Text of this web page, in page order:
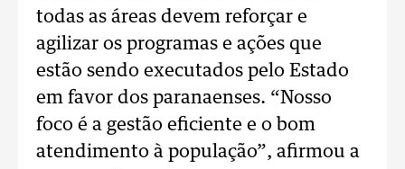
todas as áreas devem reforçar e
agilizar os programas e ações que
estão sendo executados pelo Estado
em favor dos paranaenses. “Nosso
foco é a gestão eficiente e o bom
atendimento à população”, afirmou a